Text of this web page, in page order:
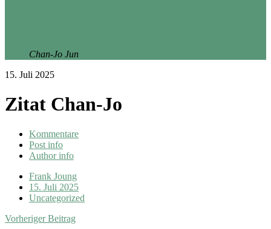
Chan-Jo Jun
15. Juli 2025
Zitat Chan-Jo
Kommentare
Post info
Author info
Frank Joung
15. Juli 2025
Uncategorized
Vorheriger Beitrag